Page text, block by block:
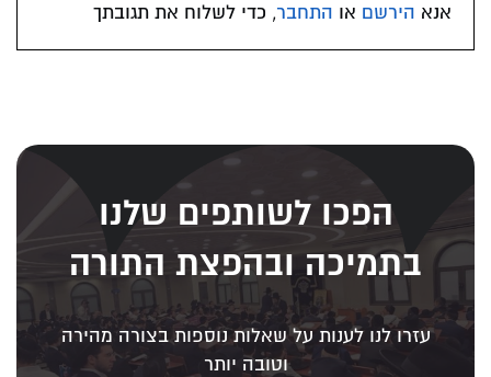
אנא הירשם או התחבר, כדי לשלוח את תגובתך
הפכו לשותפים שלנו
בתמיכה ובהפצת התורה
עזרו לנו לענות על שאלות נוספות בצורה מהירה
וטובה יותר